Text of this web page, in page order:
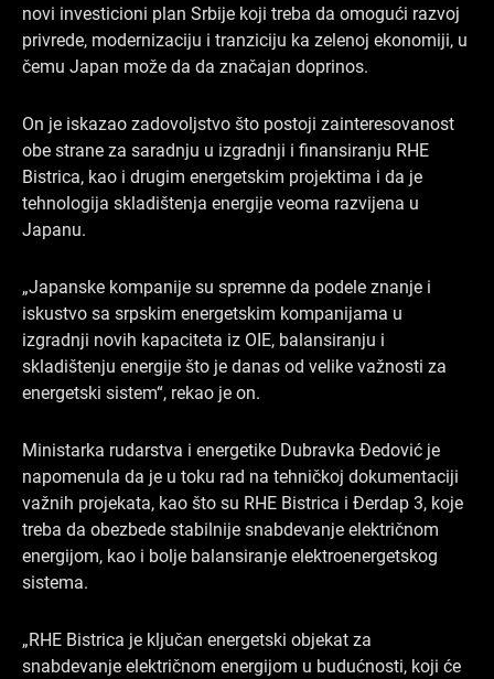
novi investicioni plan Srbije koji treba da omogući razvoj
privrede, modernizaciju i tranziciju ka zelenoj ekonomiji, u
čemu Japan može da da značajan doprinos.
On je iskazao zadovoljstvo što postoji zainteresovanost
obe strane za saradnju u izgradnji i finansiranju RHE
Bistrica, kao i drugim energetskim projektima i da je
tehnologija skladištenja energije veoma razvijena u
Japanu.
„Japanske kompanije su spremne da podele znanje i
iskustvo sa srpskim energetskim kompanijama u
izgradnji novih kapaciteta iz OIE, balansiranju i
skladištenju energije što je danas od velike važnosti za
energetski sistem“, rekao je on.
Ministarka rudarstva i energetike Dubravka Đedović je
napomenula da je u toku rad na tehničkoj dokumentaciji
važnih projekata, kao što su RHE Bistrica i Đerdap 3, koje
treba da obezbede stabilnije snabdevanje električnom
energijom, kao i bolje balansiranje elektroenergetskog
sistema.
„RHE Bistrica je ključan energetski objekat za
snabdevanje električnom energijom u budućnosti, koji će